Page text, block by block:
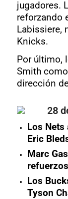
jugadores.
reforzando
Labissiere,
Knicks.
Por último,
Smith
dirección
28
Los
Eric
Marc
Los
Tyson